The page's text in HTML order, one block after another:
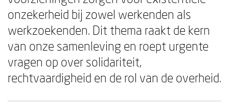
onzekerheid bij zowel werkenden als
werkzoekenden. Dit thema raakt de kern
van onze samenleving en roept urgente
vragen op over solidariteit,
rechtvaardigheid en de rol van de overheid.